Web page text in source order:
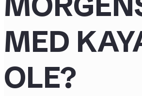
MED
OLE?